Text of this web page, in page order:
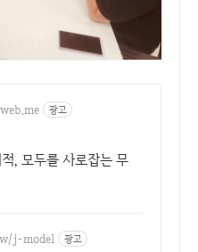
광고
, 모두를 사로잡는 무
j-model 광고